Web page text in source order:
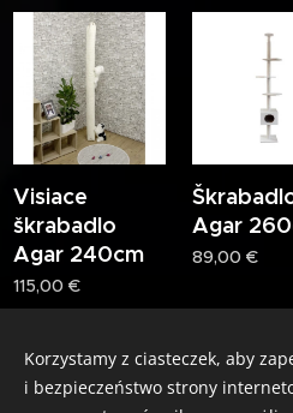
Visiace
škrabadlo
Agar 240cm
115,00 €
Agar
89,00 €
Korzystamy z ciasteczek, aby
i bezpieczeństwo strony